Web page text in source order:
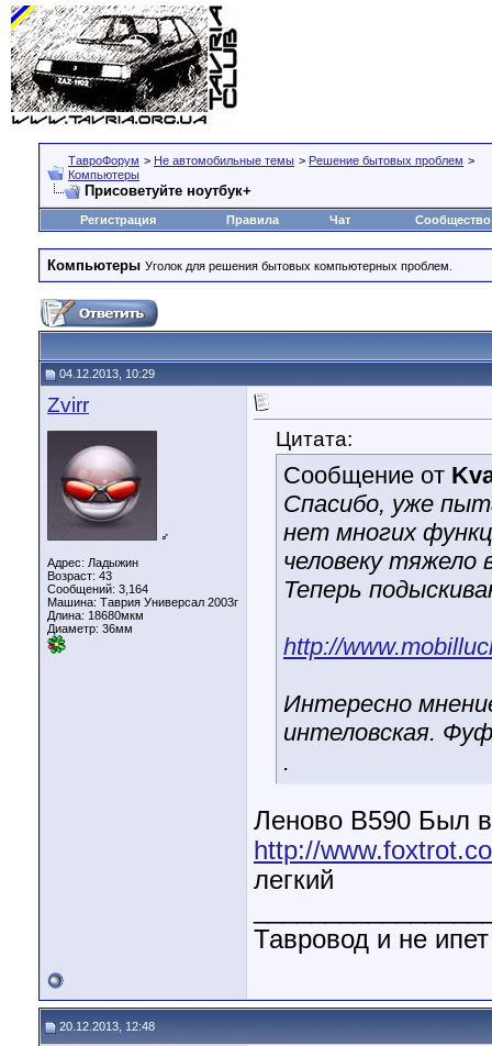
ТавроФорум > Не автомобильные темы > Решение бытовых проблем >
Компьютеры
Присоветуйте ноутбук+
Регистрация Правила Чат Сообщество
Компьютеры Уголок для решения бытовых компьютерных проблем.
04.12.2013, 10:29
Zvirr
♂
Адрес: Ладыжин
Возраст: 43
Сообщений: 3,164
Машина: Таврия Универсал 2003г
Длина: 18680мкм
Диаметр: 36мм
Цитата:
Сообщение от
Спасибо, уже
нет многих
человеку тяжело
Теперь
http://
Интересно
интеловская.
.
Леново B590 Был
http://
легкий
Тавровод и не ипет
20.12.2013, 12:48